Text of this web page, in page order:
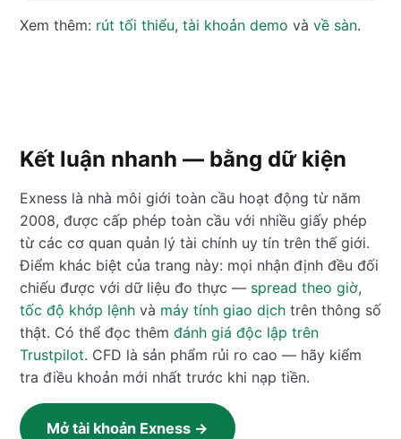
Xem thêm: rút tối thiểu, tài khoản demo và về sàn.
Kết luận nhanh — bằng dữ kiện
Exness là nhà môi giới toàn cầu hoạt động từ năm
2008, được cấp phép toàn cầu với nhiều giấy phép
từ các cơ quan quản lý tài chính uy tín trên thế giới.
Điểm khác biệt của trang này: mọi nhận định đều đối
chiếu được với dữ liệu đo thực — spread theo giờ,
tốc độ khớp lệnh và máy tính giao dịch trên thông số
thật. Có thể đọc thêm đánh giá độc lập trên
Trustpilot. CFD là sản phẩm rủi ro cao — hãy kiểm
tra điều khoản mới nhất trước khi nạp tiền.
Mở tài khoản Exness →